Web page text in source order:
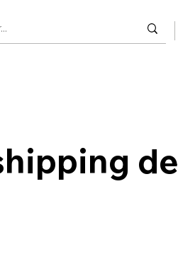
de